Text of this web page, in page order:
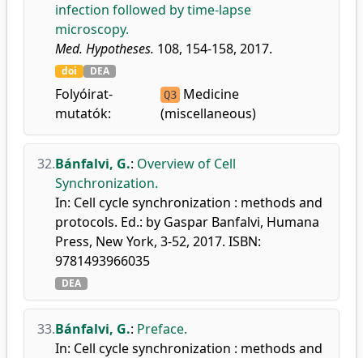
infection followed by time-lapse
microscopy.
Med. Hypotheses. 108, 154-158, 2017.
doi DEA
Folyóirat-
mutatók:
Q3 Medicine
(miscellaneous)
32.Bánfalvi, G.: Overview of Cell
Synchronization.
In: Cell cycle synchronization : methods and
protocols. Ed.: by Gaspar Banfalvi, Humana
Press, New York, 3-52, 2017. ISBN:
9781493966035
DEA
33.Bánfalvi, G.: Preface.
In: Cell cycle synchronization : methods and